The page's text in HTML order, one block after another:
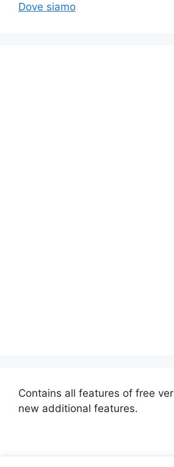
Dove siamo
Contains all features of free
new additional features.